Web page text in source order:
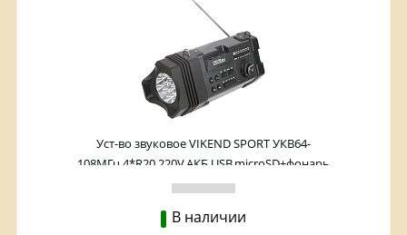
Уст-во звуковое VIKEND SPORT УКВ64-
108МГц,4*R20,220V,АКБ,USB,microSD+фонарь
В наличии